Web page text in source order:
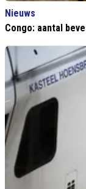
Nieuws
Congo: aantal